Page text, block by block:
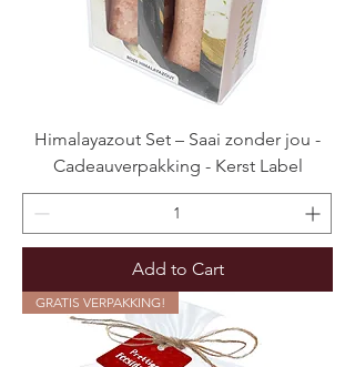
Himalayazout Set – Saai zonder jou -
Cadeauverpakking - Kerst Label
Add to Cart
GRATIS VERPAKKING!